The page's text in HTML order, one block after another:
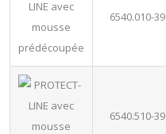
6540.010-
6540.510-